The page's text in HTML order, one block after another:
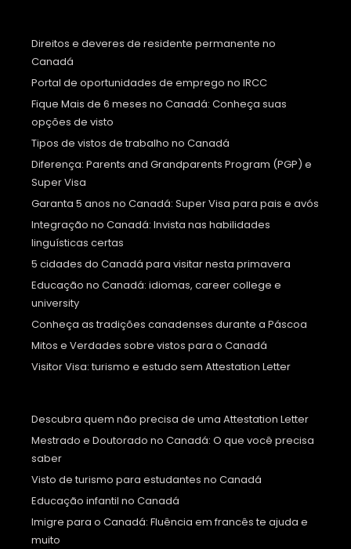
Direitos e deveres de residente permanente no
Canadá
Portal de oportunidades de emprego no IRCC
Fique Mais de 6 meses no Canadá: Conheça suas
opções de visto
Tipos de vistos de trabalho no Canadá
Diferença: Parents and Grandparents Program (PGP) e
Super Visa
Garanta 5 anos no Canadá: Super Visa para pais e avós
Integração no Canadá: Invista nas habilidades
linguísticas certas
5 cidades do Canadá para visitar nesta primavera
Educação no Canadá: idiomas, career college e
university
Conheça as tradições canadenses durante a Páscoa
Mitos e Verdades sobre vistos para o Canadá
Visitor Visa: turismo e estudo sem Attestation Letter
Descubra quem não precisa de uma Attestation Letter
Mestrado e Doutorado no Canadá: O que você precisa
saber
Visto de turismo para estudantes no Canadá
Educação infantil no Canadá
Imigre para o Canadá: Fluência em francês te ajuda e
muito